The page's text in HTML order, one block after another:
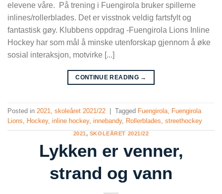
elevene våre. På trening i Fuengirola bruker spillerne
inlines/rollerblades. Det er visstnok veldig fartsfylt og
fantastisk gøy. Klubbens oppdrag -Fuengirola Lions Inline
Hockey har som mål å minske utenforskap gjennom å øke
sosial interaksjon, motvirke [...]
CONTINUE READING →
Posted in 2021, skoleåret 2021/22 Tagged Fuengirola, Fuengirola
Lions, Hockey, inline hockey, innebandy, Rollerblades, streethockey
2021, SKOLEÅRET 2021/22
Lykken er venner,
strand og vann